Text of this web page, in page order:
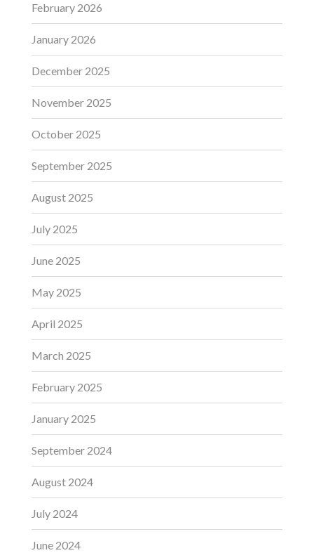
February 2026
January 2026
December 2025
November 2025
October 2025
September 2025
August 2025
July 2025
June 2025
May 2025
April 2025
March 2025
February 2025
January 2025
September 2024
August 2024
July 2024
June 2024